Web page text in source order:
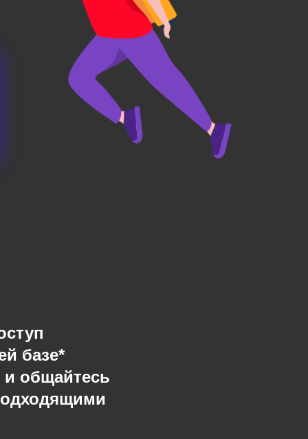
базе*
и общайтесь